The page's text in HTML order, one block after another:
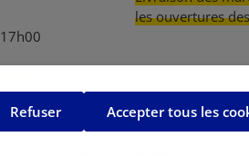
les ouvertures
Refuser Accepter tous les